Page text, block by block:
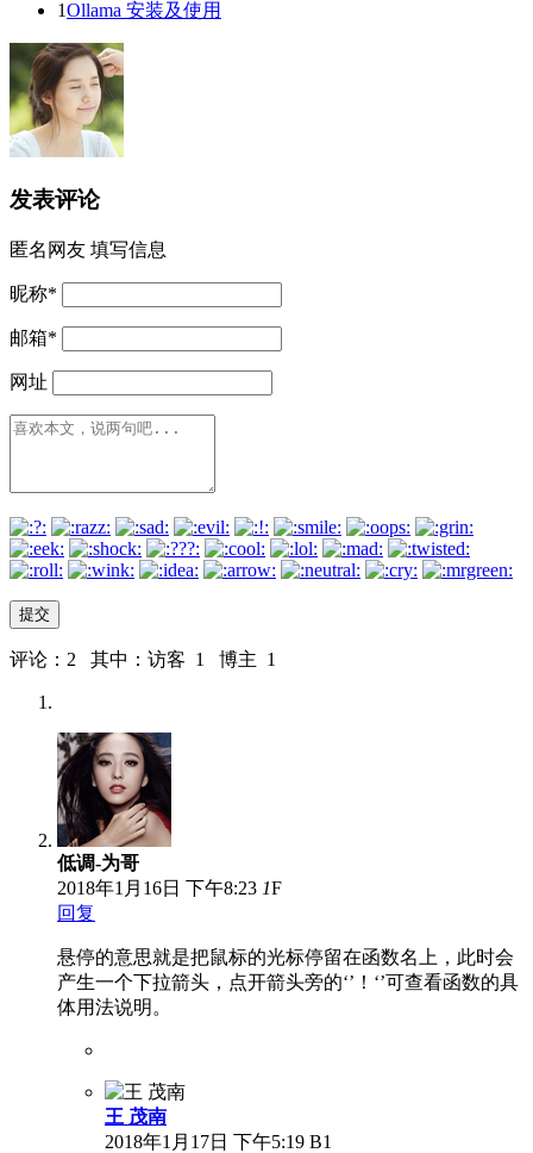
1Ollama 安装及使用
发表评论
匿名网友 填写信息
昵称*
邮箱*
网址
评论：2 其中：访客 1 博主 1
低调-为哥
2018年1月16日 下午8:23 1F
回复
悬停的意思就是把鼠标的光标停留在函数名上，此时会
产生一个下拉箭头，点开箭头旁的‘’！‘’可查看函数的具
体用法说明。
王 茂南
2018年1月17日 下午5:19 B1